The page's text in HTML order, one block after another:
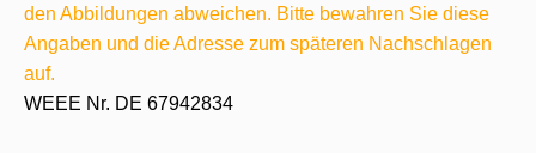
den Abbildungen abweichen. Bitte bewahren Sie diese
Angaben und die Adresse zum späteren Nachschlagen
auf.
WEEE Nr. DE 67942834